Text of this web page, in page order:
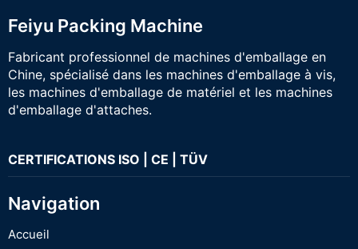
Feiyu Packing Machine
Fabricant professionnel de machines d'emballage en
Chine, spécialisé dans les machines d'emballage à vis,
les machines d'emballage de matériel et les machines
d'emballage d'attaches.
CERTIFICATIONS ISO | CE | TÜV
Navigation
Accueil